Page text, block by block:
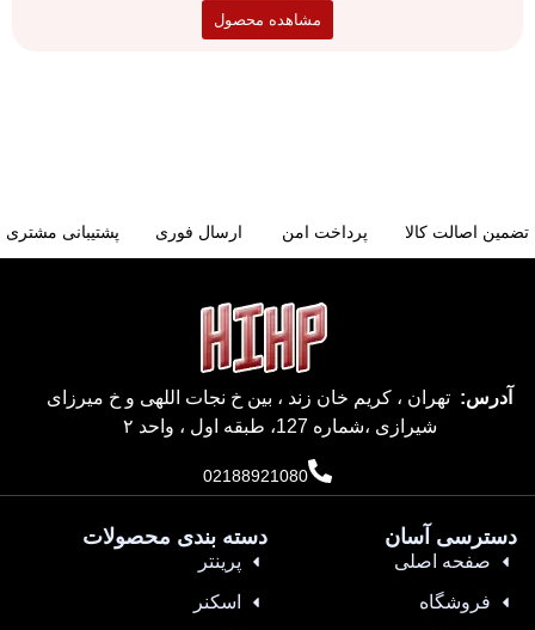
مشاهده محصول
تضمین اصالت کالا پرداخت امن ارسال فوری پشتیبانی مشتری
آدرس: تهران ، کریم خان زند ، بین خ نجات اللهی و خ میرزای
شیرازی ،شماره 127، طبقه اول ، واحد ۲
02188921080
دسترسی آسان
صفحه اصلی
فروشگاه
دسته بندی محصولات
پرینتر
اسکنر